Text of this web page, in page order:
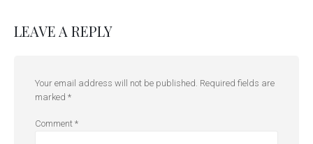
LEAVE A REPLY
Your email address will not be published. Required fields are
marked *
Comment *